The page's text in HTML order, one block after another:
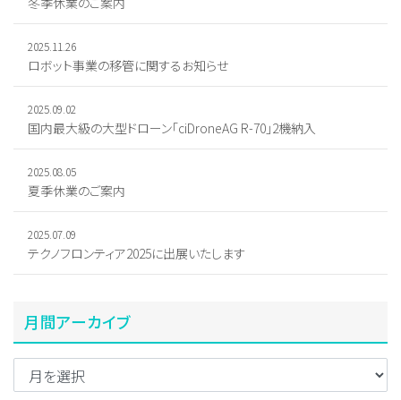
2025.11.26
ロボット事業の移管に関するお知らせ
2025.09.02
国内最大級の大型ドローン「ciDroneAG R-70」2機納入
2025.08.05
夏季休業のご案内
2025.07.09
テクノフロンティア2025に出展いたします
月間アーカイブ